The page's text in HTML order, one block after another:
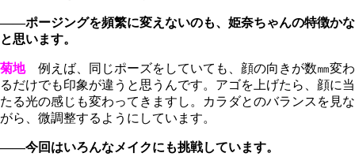
――ポージングを頻繁に変えないのも、姫奈ちゃんの特徴かな
と思います。
菊地例えば、同じポーズをしていても、顔の向きが数㎜変わ
るだけでも印象が違うと思うんです。アゴを上げたら、顔に当
たる光の感じも変わってきますし。カラダとのバランスを見な
がら、微調整するようにしています。
――今回はいろんなメイクにも挑戦しています。